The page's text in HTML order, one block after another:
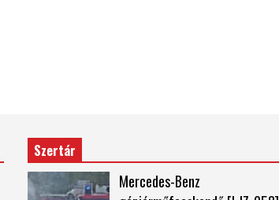
Szertár
Mercedes-Benz